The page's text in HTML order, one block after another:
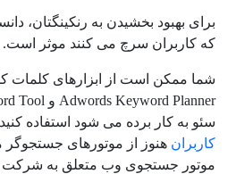
برای بهبود بخشیدن به رنکینگتان،
که کاربران سرچ می کنند موثر است.
سئو به کار برده می شود استفاده کنید
کاربران هنوز از موتورهای جستجوگر
موتور جستجوی وب متعلق به